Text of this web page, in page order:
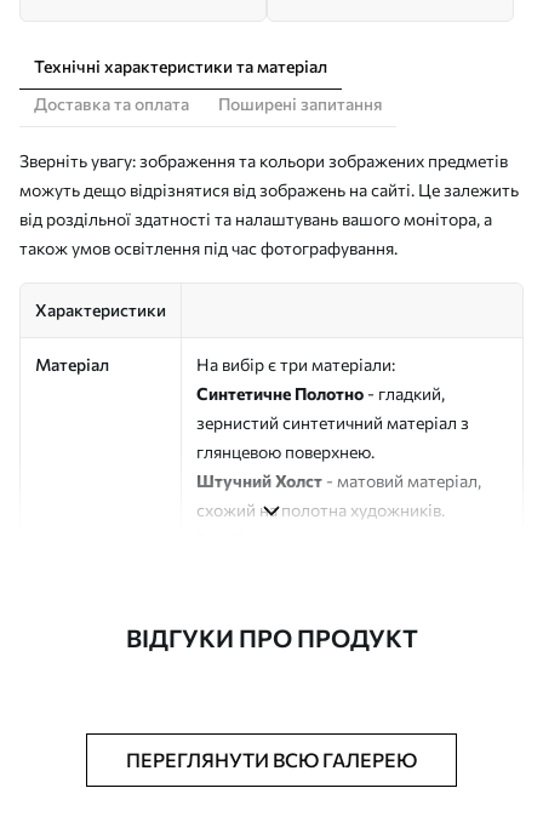
Технічні характеристики та матеріал
Доставка та оплата
Поширені запитання
Зверніть увагу: зображення та кольори зображених предметів
можуть дещо відрізнятися від зображень на сайті. Це залежить
від роздільної здатності та налаштувань вашого монітора, а
також умов освітлення під час фотографування.
Характеристики
Матеріал
На вибір є три матеріали:
Синтетичне Полотно - гладкий,
зернистий синтетичний матеріал з
глянцевою поверхнею.
Штучний Холст - матовий матеріал,
схожий на полотна художників.
Додатково Можна додати лакове покриття.
ВІДГУКИ ПРО ПРОДУКТ
ПЕРЕГЛЯНУТИ ВСЮ ГАЛЕРЕЮ